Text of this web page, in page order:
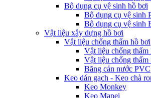
Bộ dụng cụ vệ sinh hồ bơi
Bộ dụng cụ vệ sinh
Bộ dụng cụ vệ sinh
Vật liệu xây dựng hồ bơi
Vật liệu chống thấm hồ bơi
Vật liệu chống thấm
Vật liệu chống thấm
Băng cản nước PVC
Keo dán gạch - Keo chà
Keo Monkey
Keo Mapei